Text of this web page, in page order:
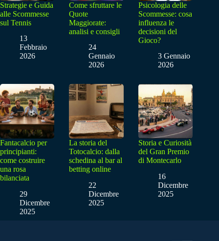
Strategie e Guida
alle Scommesse
sul Tennis
13
Febbraio
2026
Come sfruttare le
Quote
Maggiorate:
analisi e consigli
24
Gennaio
2026
Psicologia delle
Scommesse: cosa
influenza le
decisioni del
Gioco?
3 Gennaio
2026
Fantacalcio per
principianti:
come costruire
una rosa
bilanciata
29
Dicembre
2025
La storia del
Totocalcio: dalla
schedina al bar al
betting online
22
Dicembre
2025
Storia e Curiosità
del Gran Premio
di Montecarlo
16
Dicembre
2025